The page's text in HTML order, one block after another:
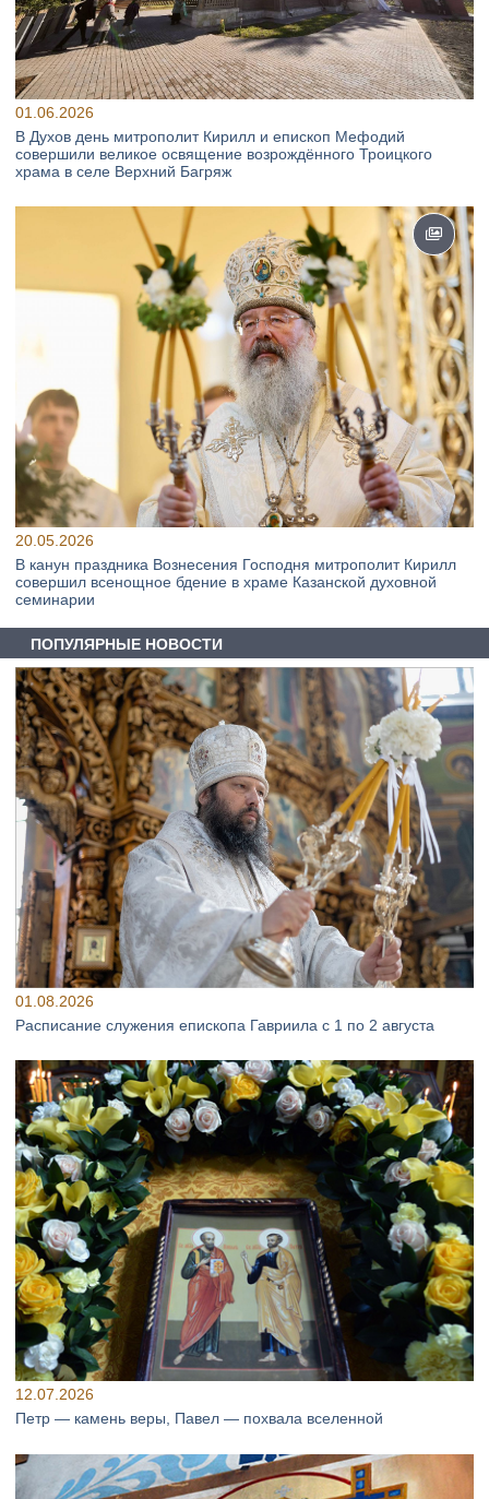
01.06.2026
В Духов день митрополит Кирилл и епископ Мефодий
совершили великое освящение возрождённого Троицкого
храма в селе Верхний Багряж
20.05.2026
В канун праздника Вознесения Господня митрополит Кирилл
совершил всенощное бдение в храме Казанской духовной
семинарии
ПОПУЛЯРНЫЕ НОВОСТИ
01.08.2026
Расписание служения епископа Гавриила с 1 по 2 августа
12.07.2026
Петр — камень веры, Павел — похвала вселенной